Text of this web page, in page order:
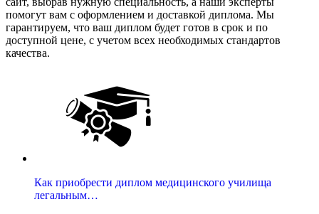
помогут вам с оформлением и доставкой диплома. Мы
гарантируем, что ваш диплом будет готов в срок и по
доступной цене, с учетом всех необходимых стандартов
качества.
Как приобрести диплом медицинского училища
легальным…